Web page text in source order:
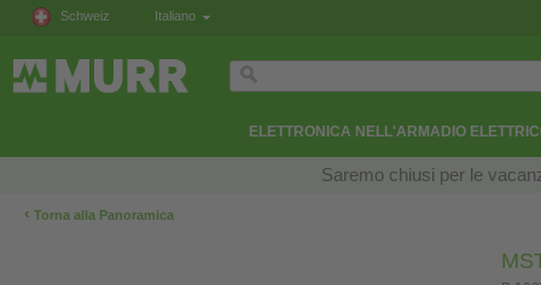
Schweiz Italiano
ELETTRONICA NELL'ARMADIO
Saremo chiusi per le
‹ Torna alla Panoramica